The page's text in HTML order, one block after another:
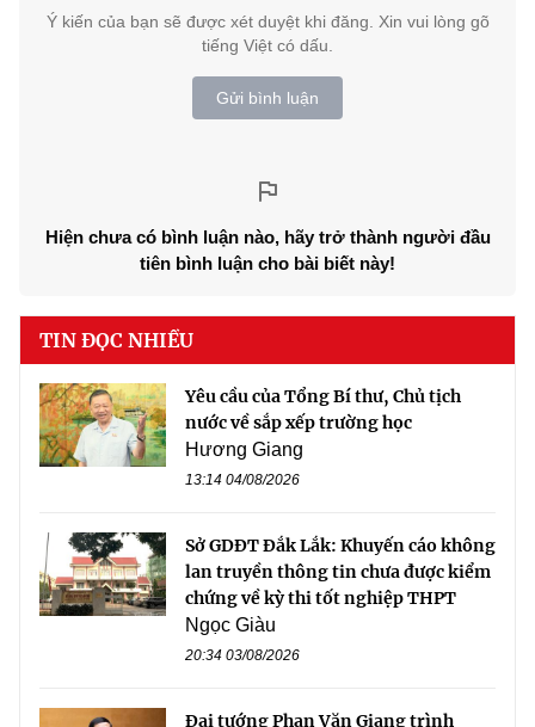
Ý kiến của bạn sẽ được xét duyệt khi đăng. Xin vui lòng gõ
tiếng Việt có dấu.
Gửi bình luận
Hiện chưa có bình luận nào, hãy trở thành người đầu
tiên bình luận cho bài biết này!
TIN ĐỌC NHIỀU
Yêu cầu của Tổng Bí thư, Chủ tịch
nước về sắp xếp trường học
Hương Giang
13:14 04/08/2026
Sở GDĐT Đắk Lắk: Khuyến cáo không
lan truyền thông tin chưa được kiểm
chứng về kỳ thi tốt nghiệp THPT
Ngọc Giàu
20:34 03/08/2026
Đại tướng Phan Văn Giang trình